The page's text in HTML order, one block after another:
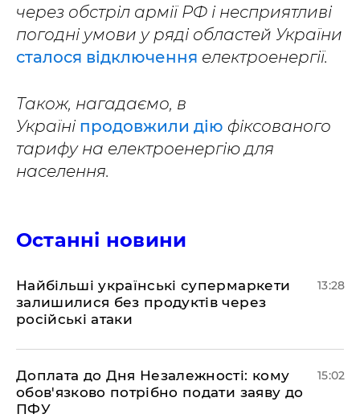
через обстріл армії РФ і несприятливі
погодні умови у ряді областей України
сталося відключення електроенергії.
Також, нагадаємо, в
Україні продовжили дію фіксованого
тарифу на електроенергію для
населення.
Останні новини
Найбільші українські супермаркети
залишилися без продуктів через
російські атаки
13:28
Доплата до Дня Незалежності: кому
обов'язково потрібно подати заяву до
ПФУ
15:02